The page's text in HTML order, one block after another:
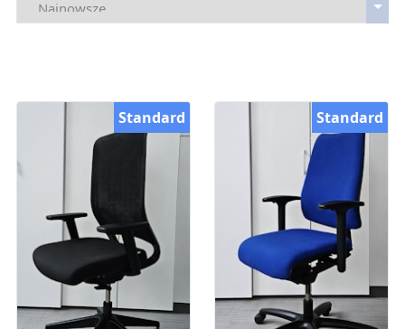
Standard Standard